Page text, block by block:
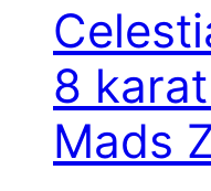
8
Mads